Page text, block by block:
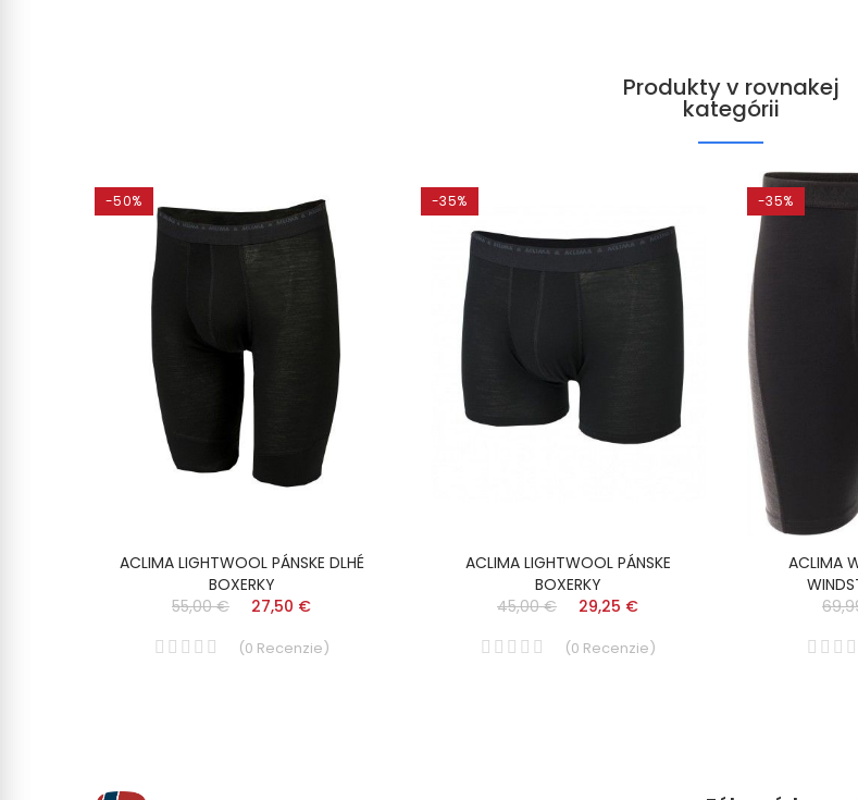
Produkty v rovnakej
kategórii
-50%
ACLIMA LIGHTWOOL PÁNSKE DLHÉ
BOXERKY
55,00 €
27,50 €
(0 Recenzie)
-35%
ACLIMA LIGHTWOOL PÁNSKE
BOXERKY
45,00 €
29,25 €
(0 Recenzie)
-35%
ACLIMA